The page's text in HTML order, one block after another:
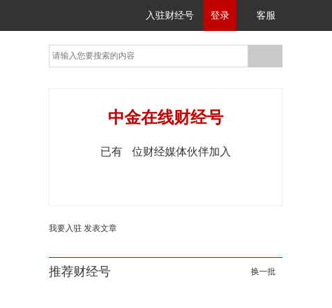
入驻财经号 登录 客服
中金在线财经号
已有 位财经媒体伙伴加入
我要入驻 发表文章
推荐财经号 换一批